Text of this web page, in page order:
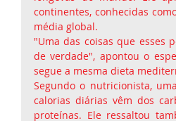
continentes, conhecidas
média global.
"Uma das coisas que esses
de verdade", apontou o
segue a mesma dieta
Segundo o nutricionista,
calorias diárias vêm dos
proteínas. Ele ressaltou